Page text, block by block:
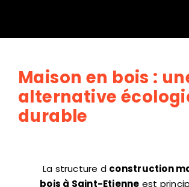
contenu
Maison en bois :
alternative
durable
La structure d construction
bois à Saint-Etienne est